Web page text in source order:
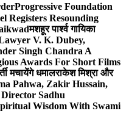
Progressive Foundation
Registers Resounding
मशहूर पार्श्व गायिका
V. K. Dubey,
Singh Chandra A
Awards For Short Films
मचायेंगे धमालराकेश मिश्रा और
Pahwa, Zakir Hussain,
Sadhu
Wisdom With Swami